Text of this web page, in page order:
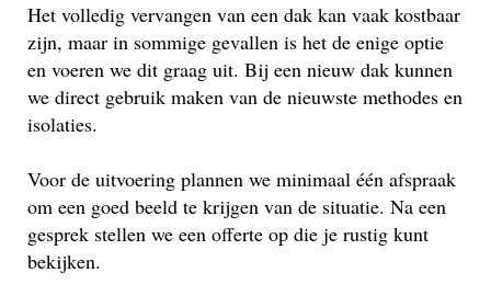
Het volledig vervangen van een dak kan vaak kostbaar
zijn, maar in sommige gevallen is het de enige optie
en voeren we dit graag uit. Bij een nieuw dak kunnen
we direct gebruik maken van de nieuwste methodes en
isolaties.
Voor de uitvoering plannen we minimaal één afspraak
om een goed beeld te krijgen van de situatie. Na een
gesprek stellen we een offerte op die je rustig kunt
bekijken.